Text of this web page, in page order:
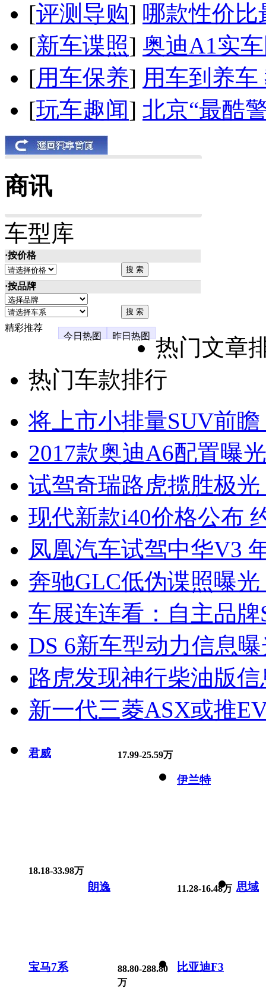
[评测导购] 哪款性价比
[新车谍照] 奥迪A1实
[用车保养] 用车到养
[玩车趣闻] 北京“最酷
商讯
车型库
·按价格
·按品牌
精彩推荐
今日热图
昨日热图
热门文章
热门车款排行
将上市小排量SUV前
2017款奥迪A6配置曝
试驾奇瑞路虎揽胜极
现代新款i40价格公布
凤凰汽车试驾中华V3
奔驰GLC低伪谍照曝
车展连连看：自主品牌
DS 6新车型动力信息
路虎发现神行柴油版
新一代三菱ASX或推
君威 17.99-25.59万
伊兰特
18.18-33.98万
朗逸 11.28-16.48万 思域
宝马7系
88.80-288.80
万
比亚迪F3